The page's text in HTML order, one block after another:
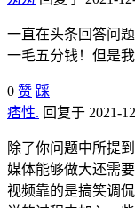
一直在头条回答问
一毛五分钱！但是
0 赞 踩
痞性. 回复于 2021-
除了你问题中所提
媒体能够做大还需
视频靠的是搞笑调